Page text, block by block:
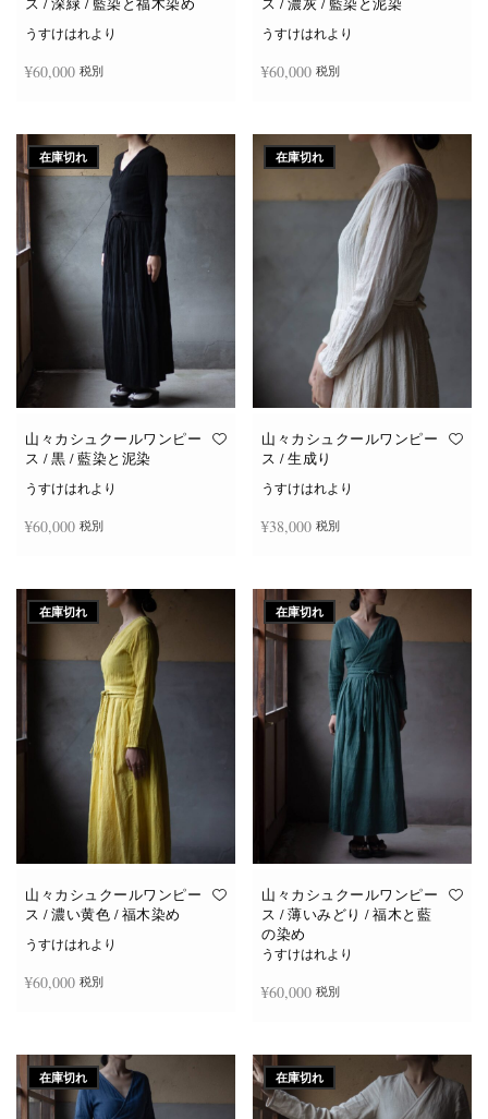
うすけはれより
¥60,000 税別
うすけはれより
¥60,000 税別
在庫切れ
山々カシュクールワンピー
ス / 黒 / 藍染と泥染
うすけはれより
¥60,000 税別
在庫切れ
山々カシュクールワンピー
ス / 生成り
うすけはれより
¥38,000 税別
在庫切れ
山々カシュクールワンピー
ス / 濃い黄色 / 福木染め
うすけはれより
¥60,000 税別
在庫切れ
山々カシュクールワンピー
ス / 薄いみどり / 福木と藍
の染め
うすけはれより
¥60,000 税別
在庫切れ 在庫切れ